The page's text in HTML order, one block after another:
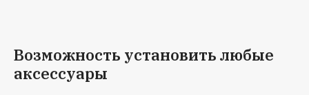
Возможность установить любые
аксессуары